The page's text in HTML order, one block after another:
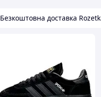
Безкоштовна доставка